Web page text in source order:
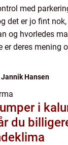
med
det er jo fint
og hvorledes
er deres mening
Jannik Hansen
i
du